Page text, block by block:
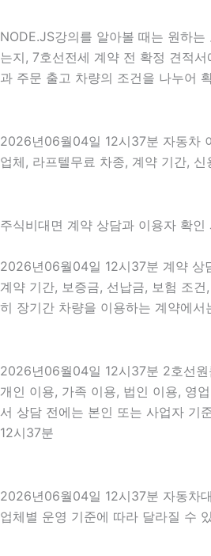
NODE.JS강의를 알아볼 때는 원하
는지, 7호선전세 계약 전 확정 견적
과 주문 출고 차량의 조건을 나누어
2026년06월04일 12시37분 자동차
업체, 라프텔무료 차종, 계약 기간,
주식비대면 계약 상담과 이용자 확
2026년06월04일 12시37분 계약 상
계약 기간, 보증금, 선납금, 보험 조
히 장기간 차량을 이용하는 계약에
2026년06월04일 12시37분 2호선
개인 이용, 가족 이용, 법인 이용, 영
서 상담 전에는 본인 또는 사업자 기
12시37분
2026년06월04일 12시37분 자동차
업체별 운영 기준에 따라 달라질 수